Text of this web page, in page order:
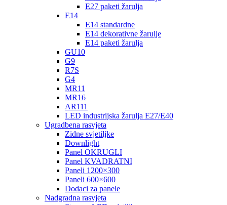
E27 paketi žarulja
E14
E14 standardne
E14 dekorativne žarulje
E14 paketi žarulja
GU10
G9
R7S
G4
MR11
MR16
AR111
LED industrijska žarulja E27/E40
Ugradbena rasvjeta
Zidne svjetiljke
Downlight
Panel OKRUGLI
Panel KVADRATNI
Paneli 1200×300
Paneli 600×600
Dodaci za panele
Nadgradna rasvjeta